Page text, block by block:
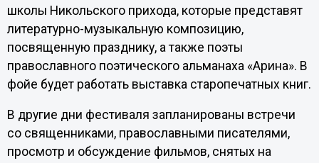
школы Никольского прихода, которые представят
литературно-музыкальную композицию,
посвященную празднику, а также поэты
православного поэтического альманаха «Арина». В
фойе будет работать выставка старопечатных книг.
В другие дни фестиваля запланированы встречи
со священниками, православными писателями,
просмотр и обсуждение фильмов, снятых на